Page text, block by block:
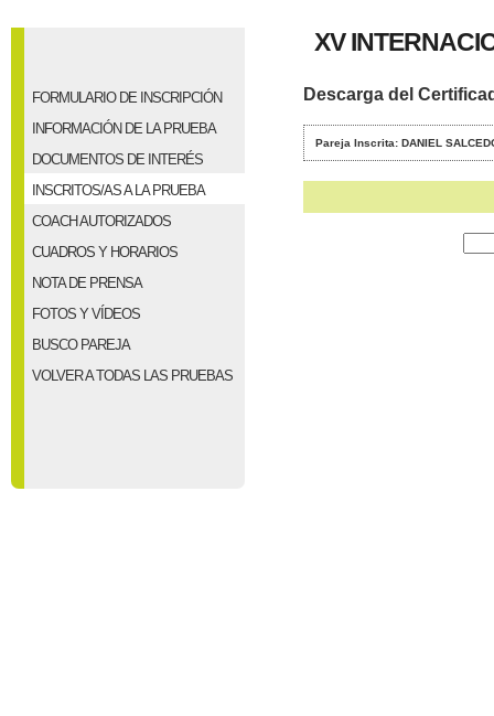
FORMULARIO DE INSCRIPCIÓN
INFORMACIÓN DE LA PRUEBA
DOCUMENTOS DE INTERÉS
INSCRITOS/AS A LA PRUEBA
COACH AUTORIZADOS
CUADROS Y HORARIOS
NOTA DE PRENSA
FOTOS Y VÍDEOS
BUSCO PAREJA
VOLVER A TODAS LAS PRUEBAS
XV
Descarga del
Pareja Inscrita: DANIEL